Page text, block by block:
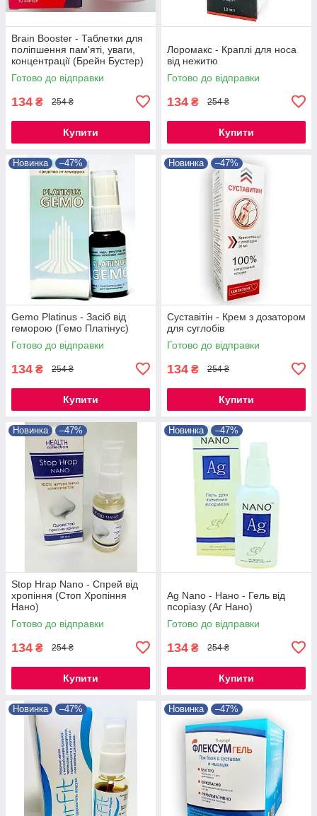
Brain Booster - Таблетки для
поліпшення пам'яті, уваги,
концентрації (Брейн Бустер)
Готово до відправки
134 ₴ 254 ₴
Купити
Лоромакс - Краплі для носа
від нежитю
Готово до відправки
134 ₴ 254 ₴
Купити
Новинка –47%
Gemo Platinus - Засіб від
геморою (Гемо Платінус)
Готово до відправки
134 ₴ 254 ₴
Купити
Новинка –47%
Суставітін - Крем з дозатором
для суглобів
Готово до відправки
134 ₴ 254 ₴
Купити
Новинка –47%
Stop Hrap Nano - Спрей від
хропіння (Стоп Хропіння
Нано)
Готово до відправки
134 ₴ 254 ₴
Купити
Новинка –47%
Ag Nano - Нано - Гель від
псоріазу (Аг Нано)
Готово до відправки
134 ₴ 254 ₴
Купити
Новинка –47% Новинка –47%